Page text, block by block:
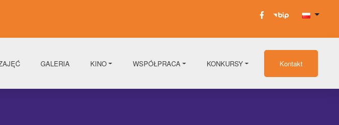
GALERIA KINO WSPÓŁPRACA KONKURSY Kontakt